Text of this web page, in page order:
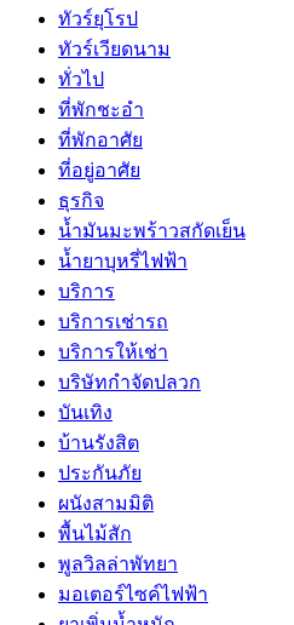
ทัวร์ยุโรป
ทัวร์เวียดนาม
ทั่วไป
ที่พักชะอำ
ที่พักอาศัย
ที่อยู่อาศัย
ธุรกิจ
น้ำมันมะพร้าวสกัดเย็น
น้ำยาบุหรี่ไฟฟ้า
บริการ
บริการเช่ารถ
บริการให้เช่า
บริษัทกำจัดปลวก
บันเทิง
บ้านรังสิต
ประกันภัย
ผนังสามมิติ
พื้นไม้สัก
พูลวิลล่าพัทยา
มอเตอร์ไซค์ไฟฟ้า